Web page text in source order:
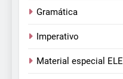
Gramática
Imperativo
Material especial ELE